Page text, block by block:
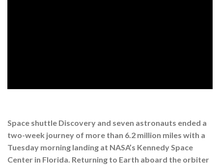
Space shuttle Discovery and seven astronauts ended a
two-week journey of more than 6.2 million miles with a
Tuesday morning landing at NASA’s Kennedy Space
Center in Florida. Returning to Earth aboard the orbiter